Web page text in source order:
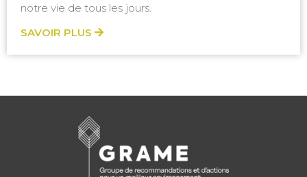
notre vie de tous les jours.
SAVOIR PLUS